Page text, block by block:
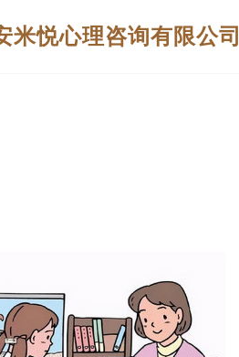
米悦心理咨询有限公司